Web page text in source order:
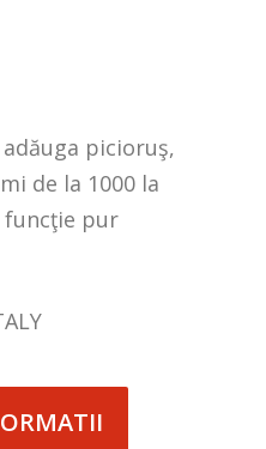
picioruş,
de la 1000 la
funcţie pur